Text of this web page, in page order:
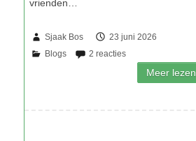
Sjaak Bos 23 juni 2026